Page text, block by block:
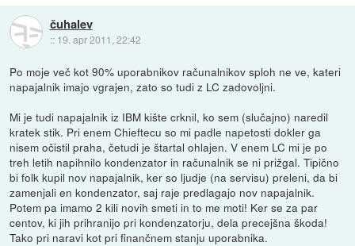
čuhalev
:: 19. apr 2011, 22:42
Po moje več kot 90% uporabnikov računalnikov sploh ne ve, kateri
napajalnik imajo vgrajen, zato so tudi z LC zadovoljni.
Mi je tudi napajalnik iz IBM kište crknil, ko sem (slučajno) naredil
kratek stik. Pri enem Chieftecu so mi padle napetosti dokler ga
nisem očistil praha, četudi je štartal ohlajen. V enem LC mi je po
treh letih napihnilo kondenzator in računalnik se ni prižgal. Tipično
bi folk kupil nov napajalnik, ker so ljudje (na servisu) preleni, da bi
zamenjali en kondenzator, saj raje predlagajo nov napajalnik.
Potem pa imamo 2 kili novih smeti in to me moti! Ker se za par
centov, ki jih prihranijo pri kondenzatorju, dela precejšna škoda!
Tako pri naravi kot pri finančnem stanju uporabnika.